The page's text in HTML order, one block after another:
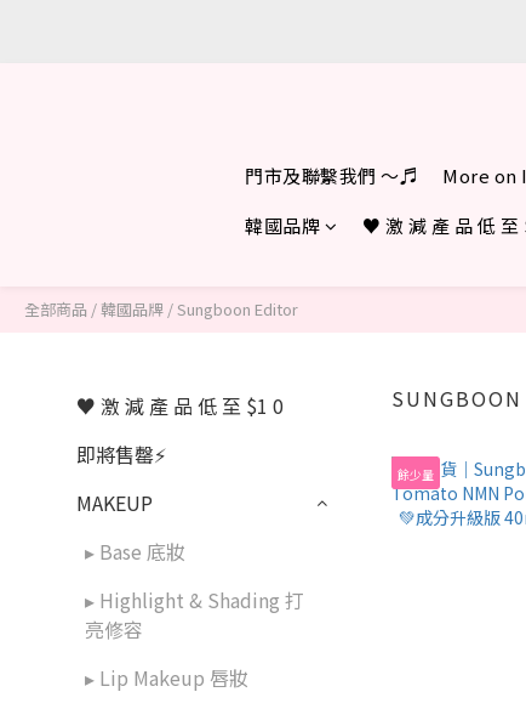
門市及聯繫我們 ～♬ More on
韓國品牌
♥︎ 激 減 產 品 低 至
全部商品 /韓國品牌 /Sungboon Editor
♥︎ 激 減 產 品 低 至 $1 0
即將售罄⚡
MAKEUP
▸ Base 底妝
▸ Highlight & Shading 打
亮修容
▸ Lip Makeup 唇妝
餘少量